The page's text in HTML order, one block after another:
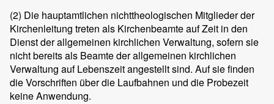
(2) Die hauptamtlichen nichttheologischen Mitglieder der
Kirchenleitung treten als Kirchenbeamte auf Zeit in den
Dienst der allgemeinen kirchlichen Verwaltung, sofern sie
nicht bereits als Beamte der allgemeinen kirchlichen
Verwaltung auf Lebenszeit angestellt sind. Auf sie finden
die Vorschriften über die Laufbahnen und die Probezeit
keine Anwendung.